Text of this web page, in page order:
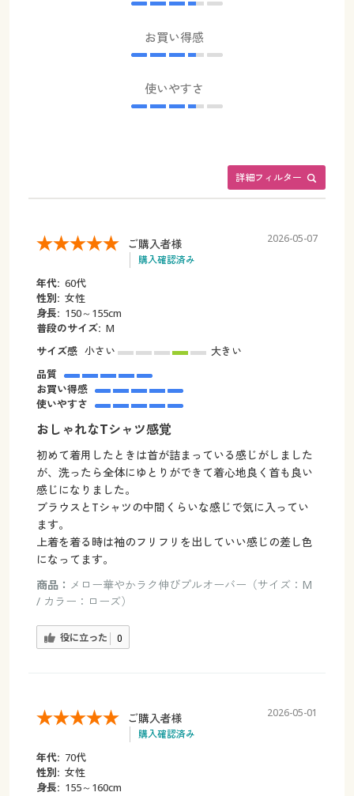
お買い得感
使いやすさ
詳細フィルター
ご購入者様
購入確認済み
2026-05-07
年代: 60代
性別: 女性
身長: 150～155cm
普段のサイズ: M
サイズ感 小さい
大きい
品質
お買い得感
使いやすさ
おしゃれなTシャツ感覚
初めて着用したときは首が詰まっている感じがしました
が、洗ったら全体にゆとりができて着心地良く首も良い
感じになりました。
ブラウスとTシャツの中間くらいな感じで気に入ってい
ます。
上着を着る時は袖のフリフリを出していい感じの差し色
になってます。
商品： メロー華やかラク伸びプルオーバー（サイズ：M
/ カラー：ローズ）
役に立った 0
ご購入者様
購入確認済み
2026-05-01
年代: 70代
性別: 女性
身長: 155～160cm